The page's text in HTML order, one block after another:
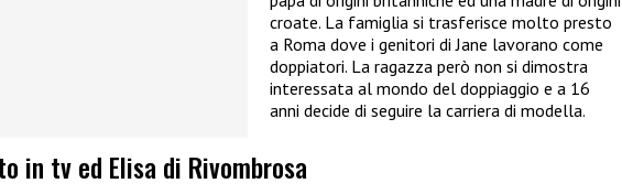
croate. La famiglia si trasferisce molto presto
a Roma dove i genitori di Jane lavorano come
doppiatori. La ragazza però non si dimostra
interessata al mondo del doppiaggio e a 16
anni decide di seguire la carriera di modella.
in tv ed Elisa di Rivombrosa